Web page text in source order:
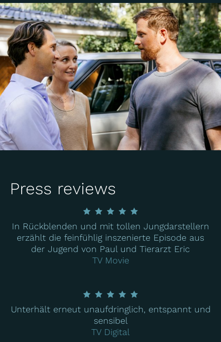
Press reviews
In Rückblenden und mit tollen Jungdarstellern
erzählt die feinfühlig inszenierte Episode aus
der Jugend von Paul und Tierarzt Eric
TV Movie
Unterhält erneut unaufdringlich, entspannt und
sensibel
TV Digital